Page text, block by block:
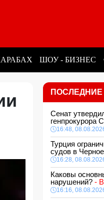
ШОУ - БИЗНЕС
Сенат
генпрокурора
16:48,
Турция
судов в
16:28,
Каковы
нарушений? -
16:16,